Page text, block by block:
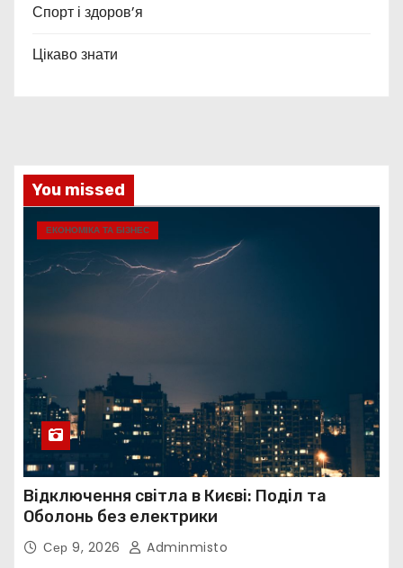
Спорт і здоров’я
Цікаво знати
You missed
ЕКОНОМІКА ТА БІЗНЕС
Відключення світла в Києві: Поділ та
Оболонь без електрики
Сер 9, 2026 Adminmisto